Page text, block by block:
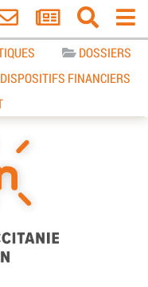
DOSSIERS
FINANCIERS